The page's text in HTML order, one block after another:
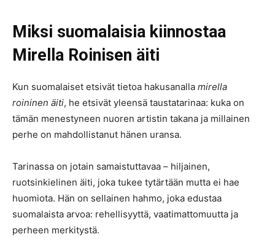
Miksi suomalaisia kiinnostaa
Mirella Roinisen äiti
Kun suomalaiset etsivät tietoa hakusanalla mirella
roininen äiti, he etsivät yleensä taustatarinaa: kuka on
tämän menestyneen nuoren artistin takana ja millainen
perhe on mahdollistanut hänen uransa.
Tarinassa on jotain samaistuttavaa – hiljainen,
ruotsinkielinen äiti, joka tukee tytärtään mutta ei hae
huomiota. Hän on sellainen hahmo, joka edustaa
suomalaista arvoa: rehellisyyttä, vaatimattomuutta ja
perheen merkitystä.